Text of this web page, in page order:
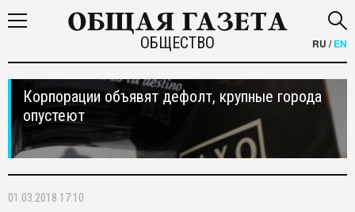
ОБЩЕСТВО RU /EN
Корпорации объявят дефолт, крупные города
опустеют
01.03.2018 17:10